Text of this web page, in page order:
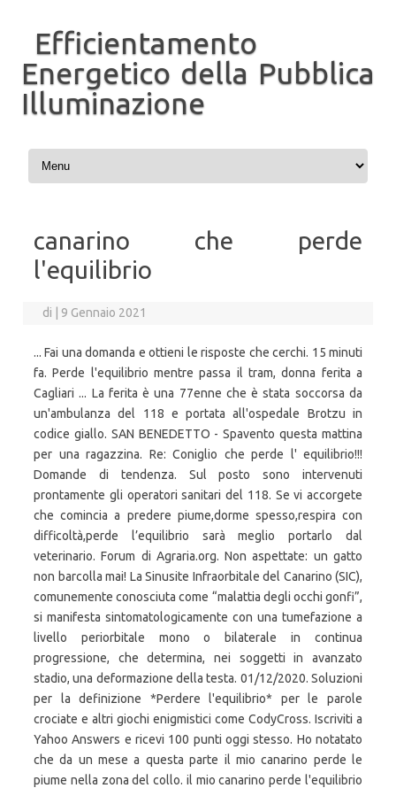
Efficientamento
Energetico della Pubblica
Illuminazione
Vai al contenuto
canarino che perde
l'equilibrio
di 9 Gennaio 2021
... Fai una domanda e ottieni le risposte che cerchi. 15 minuti
fa. Perde l'equilibrio mentre passa il tram, donna ferita a
Cagliari ... La ferita è una 77enne che è stata soccorsa da
un'ambulanza del 118 e portata all'ospedale Brotzu in
codice giallo. SAN BENEDETTO - Spavento questa mattina
per una ragazzina. Re: Coniglio che perde l' equilibrio!!!
Domande di tendenza. Sul posto sono intervenuti
prontamente gli operatori sanitari del 118. Se vi accorgete
che comincia a predere piume,dorme spesso,respira con
difficoltà,perde l’equilibrio sarà meglio portarlo dal
veterinario. Forum di Agraria.org. Non aspettate: un gatto
non barcolla mai! La Sinusite Infraorbitale del Canarino (SIC),
comunemente conosciuta come “malattia degli occhi gonfi”,
si manifesta sintomatologicamente con una tumefazione a
livello periorbitale mono o bilaterale in continua
progressione, che determina, nei soggetti in avanzato
stadio, una deformazione della testa. 01/12/2020. Soluzioni
per la definizione *Perdere l'equilibrio* per le parole
crociate e altri giochi enigmistici come CodyCross. Iscriviti a
Yahoo Answers e ricevi 100 punti oggi stesso. Ho notatato
che da un mese a questa parte il mio canarino perde le
piume nella zona del collo. il mio canarino perde l'equilibrio